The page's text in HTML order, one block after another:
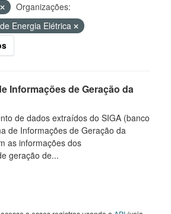
Organizações:
Energia Elétrica
Informações de Geração da
de dados extraídos do SIGA (banco
de Informações de Geração da
as informações dos
geração de...